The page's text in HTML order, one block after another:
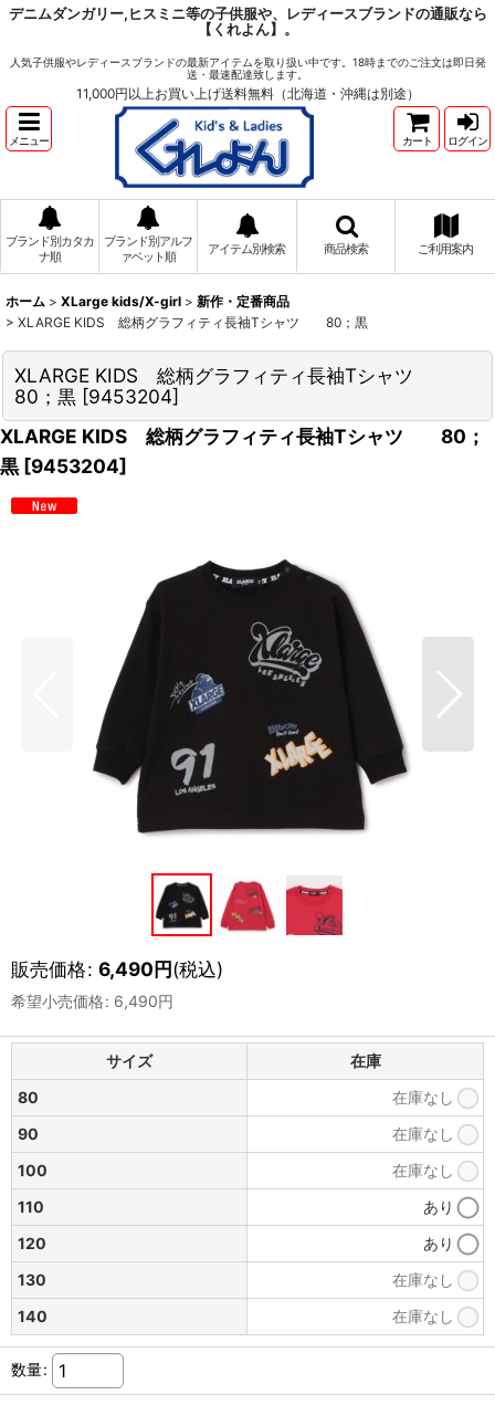
デニムダンガリー,ヒスミニ等の子供服や、レディースブランドの通販なら
【くれよん】。
人気子供服やレディースブランドの最新アイテムを取り扱い中です。18時までのご注文は即日発
送・最速配達致します。
11,000円以上お買い上げ送料無料（北海道・沖縄は別途）
メニュー カート ログイン
ブランド別カタカ
ナ順
ブランド別アルフ
ァベット順
アイテム別検索 商品検索 ご利用案内
ホーム > XLarge kids/X-girl > 新作・定番商品
> XLARGE KIDS 総柄グラフィティ長袖Tシャツ 80；黒
XLARGE KIDS 総柄グラフィティ長袖Tシャツ
80；黒 [9453204]
XLARGE KIDS 総柄グラフィティ長袖Tシャツ 80；
黒 [9453204]
販売価格: 6,490円(税込)
希望小売価格: 6,490円
サイズ
在庫
80
在庫なし
90
在庫なし
100
在庫なし
110
あり
120
あり
130
在庫なし
140
在庫なし
数量: